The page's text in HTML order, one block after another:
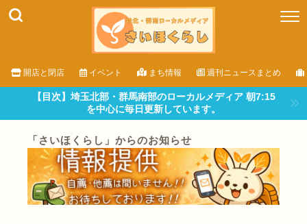
開店と閉店 イベント まち情報 週刊ニュースまとめ
【目次】埼玉北部・群馬南部のローカルメディア 朝7:15
を中心に毎日更新しています。
「さいほくらし」からのお知らせ